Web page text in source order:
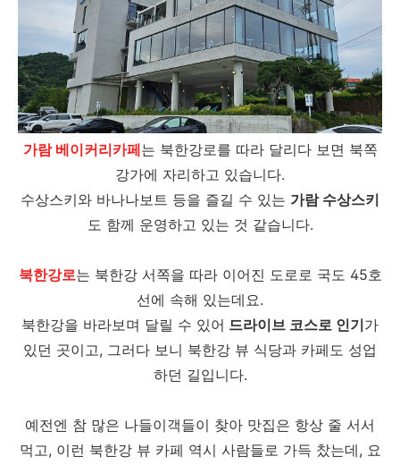
가람 베이커리카페는 북한강로를 따라 달리다 보면 북쪽
강가에 자리하고 있습니다.
수상스키와 바나나보트 등을 즐길 수 있는 가람 수상스키
도 함께 운영하고 있는 것 같습니다.
북한강로는 북한강 서쪽을 따라 이어진 도로로 국도 45호
선에 속해 있는데요.
북한강을 바라보며 달릴 수 있어 드라이브 코스로 인기가
있던 곳이고, 그러다 보니 북한강 뷰 식당과 카페도 성업
하던 길입니다.
예전엔 참 많은 나들이객들이 찾아 맛집은 항상 줄 서서
먹고, 이런 북한강 뷰 카페 역시 사람들로 가득 찼는데, 요